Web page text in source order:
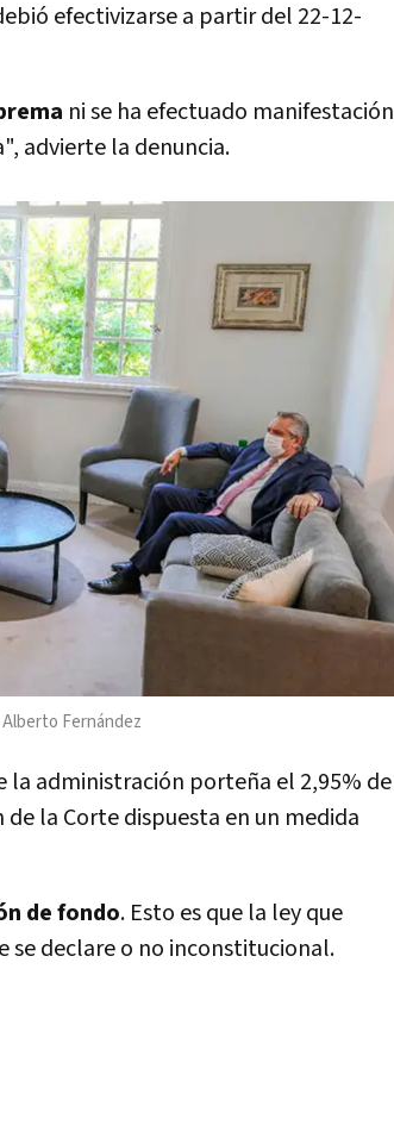
efectivizarse a partir del 22-12-
ni se ha efectuado manifestación
advierte la denuncia.
Fernández
la administración porteña el 2,95% de
la Corte dispuesta en un medida
de fondo. Esto es que la ley que
se declare o no inconstitucional.